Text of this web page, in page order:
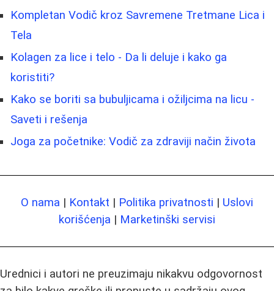
Kompletan Vodič kroz Savremene Tretmane Lica i
Tela
Kolagen za lice i telo - Da li deluje i kako ga
koristiti?
Kako se boriti sa bubuljicama i ožiljcima na licu -
Saveti i rešenja
Joga za početnike: Vodič za zdraviji način života
O nama | Kontakt | Politika privatnosti | Uslovi
korišćenja | Marketinški servisi
Urednici i autori ne preuzimaju nikakvu odgovornost